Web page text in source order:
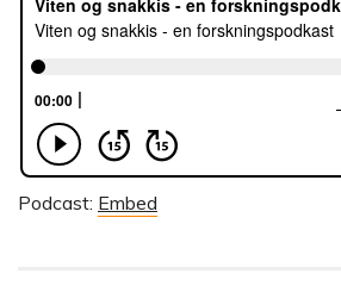
Podcast: Embed